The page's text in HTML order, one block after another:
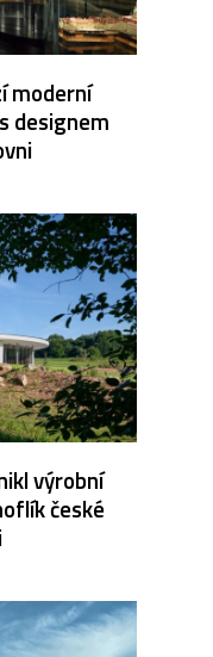
moderní
designem
výrobní
české